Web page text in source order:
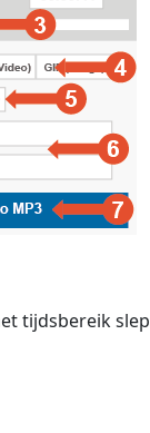
tijdsbereik